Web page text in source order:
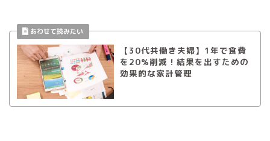
【30代共働き夫婦】1年で食費
を20%削減！結果を出すための
効果的な家計管理